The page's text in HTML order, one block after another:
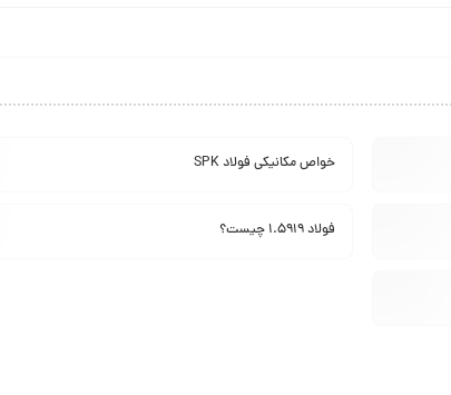
ادامه ...
خواص مکانیکی فولاد SPK
ادامه ...فولاد 1.5919 چیست؟